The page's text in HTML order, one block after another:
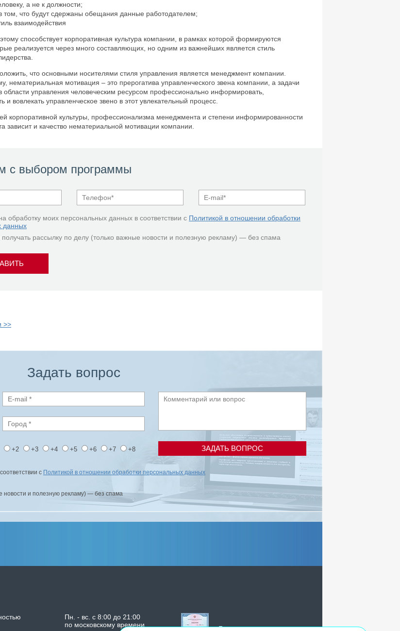
а не к должности;
том, что будут сдержаны обещания данные работодателем;
взаимодействия
способствует корпоративная культура компании, в рамках которой формируются
реализуется через много составляющих, но одним из важнейших является стиль
что основными носителями стиля управления является менеджмент компании.
нематериальная мотивация – это прерогатива управленческого звена компании, а задачи
области управления человеческим ресурсом профессионально информировать,
и вовлекать управленческое звено в этот увлекательный процесс.
корпоративной культуры, профессионализма менеджмента и степени информированности
зависит и качество нематериальной мотивации компании.
с выбором программы
обработку моих персональных данных в соответствии с Политикой в отношении обработки
данных
получать рассылку по делу (только важные новости и полезную рекламу) — без спама
>>
Задать вопрос
+2 +3 +4 +5 +6 +7 +8 ЗАДАТЬ ВОПРОС
с Политикой в отношении обработки персональных данных
новости и полезную рекламу) — без спама
Пн. - вс. с 8:00 до 21:00
по московскому времени
Государственная